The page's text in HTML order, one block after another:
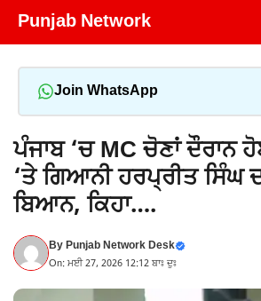
Skip
Punjab Network
Join WhatsApp
ਪੰਜਾਬ ‘ਚ MC ਚੋਣਾਂ ਦੌਰਾਨ
‘ਤੇ ਗਿਆਨੀ ਹਰਪ੍ਰੀਤ ਸਿੰਘ
ਬਿਆਨ, ਕਿਹਾ….
ByPunjab Network Desk
On: ਮਈ 27, 2026 12:12 ਬਾਃ ਦੁਃ